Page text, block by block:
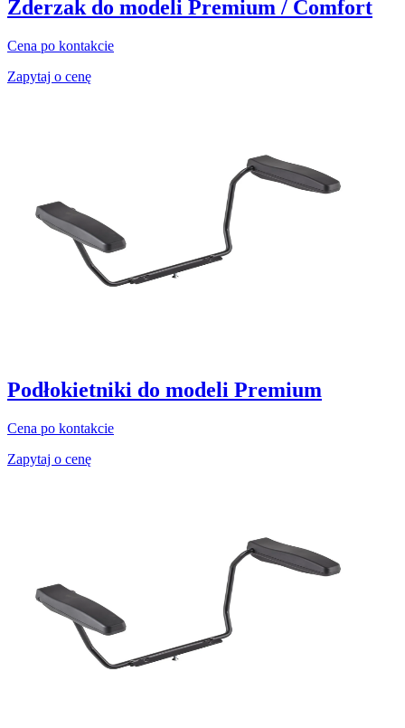
Zderzak do modeli Premium / Comfort
Cena po kontakcie
Zapytaj o cenę
Podłokietniki do modeli Premium
Cena po kontakcie
Zapytaj o cenę